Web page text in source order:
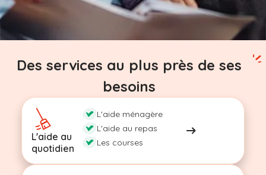
Des services au plus près de ses
besoins
L'aide au
quotidien
L'aide ménagère
L'aide au repas
Les courses